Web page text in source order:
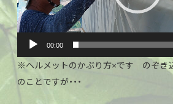
ヤ
ー
00:00
※ヘルメットのかぶり方×です のぞき
のことですが・・・